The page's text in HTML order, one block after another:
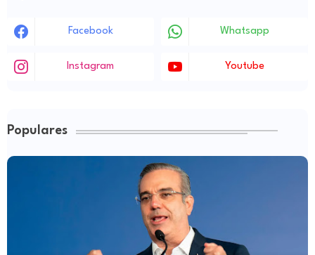
Facebook Whatsapp
Instagram Youtube
Populares